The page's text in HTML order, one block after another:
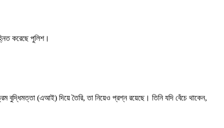
করেছে পুলিশ।
বুদ্ধিমত্তা (এআই) দিয়ে তৈরি, তা নিয়েও প্রশ্ন রয়েছে। তিনি যদি বেঁচে থাকেন,